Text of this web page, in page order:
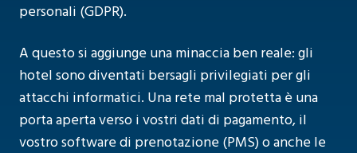
personali (GDPR).
A questo si aggiunge una minaccia ben reale: gli
hotel sono diventati bersagli privilegiati per gli
attacchi informatici. Una rete mal protetta è una
porta aperta verso i vostri dati di pagamento, il
vostro software di prenotazione (PMS) o anche le